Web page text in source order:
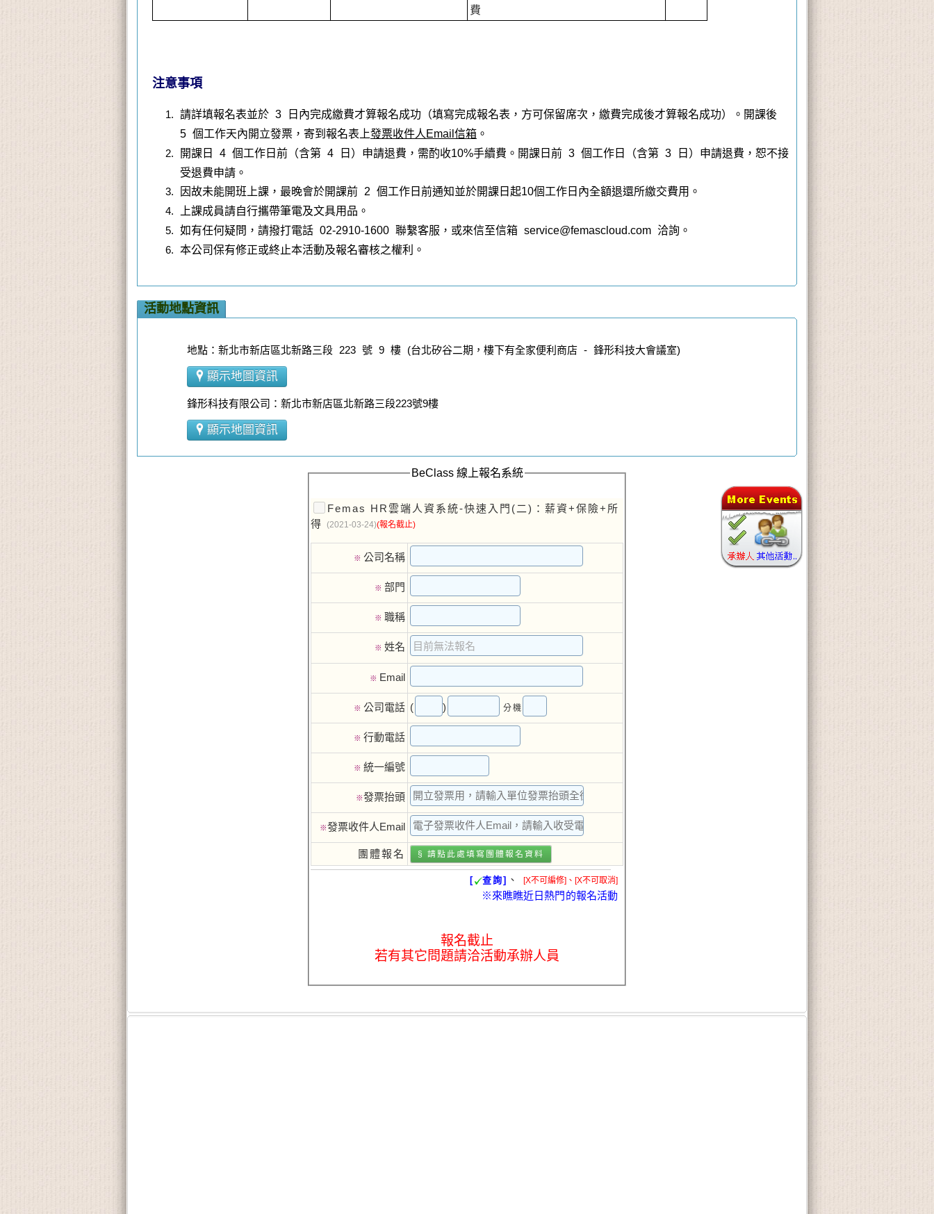
費
注意事項
請詳填報名表並於 3 日內完成繳費才算報名成功（填寫完成報名表，方可保留席次，繳費完成後才算報名成功）。開課後
5 個工作天內開立發票，寄到報名表上發票收件人Email信箱 。
開課日 4 個工作日前（含第 4 日）申請退費，需酌收10%手續費。開課日前 3 個工作日
（含第 3 日） 申請退費，恕不接
受退費申請。
因故未能開班上課，最晚會於開課前 2 個工作日前通知並於開課日起10個工作日內全額退還所繳交費用。
上課成員請自行攜帶筆電及文具用品。
如有任何疑問，請撥打電話 02-2910-1600 聯繫客服，或來信至信箱 service@femascloud.com 洽詢。
本公司保有修正或終止本活動及報名審核之權利。
活動地點資訊
地點：新北市新店區北新路三段 223 號 9 樓 (台北矽谷二期，樓下有全家便利商店 - 鋒形科技大會議室)
顯示地圖資訊
鋒形科技有限公司：新北市新店區北新路三段223號9樓
顯示地圖資訊
BeClass 線上報名系統
Femas HR雲端人資系統-快速入門(二)：薪資+保險+所
得 (2021-03-24)(報名截止)
※ 公司名稱
※ 部門
※ 職稱
※ 姓名
※ Email
※ 公司電話 ( ) 分機
※ 行動電話
※ 統一編號
※發票抬頭
※發票收件人Email
團體報名 § 請點此處填寫團體報名資料
[ 查詢] 、 [X不可編修]、[X不可取消]
※來瞧瞧近日熱門的報名活動
報名截止
若有其它問題請洽活動承辦人員